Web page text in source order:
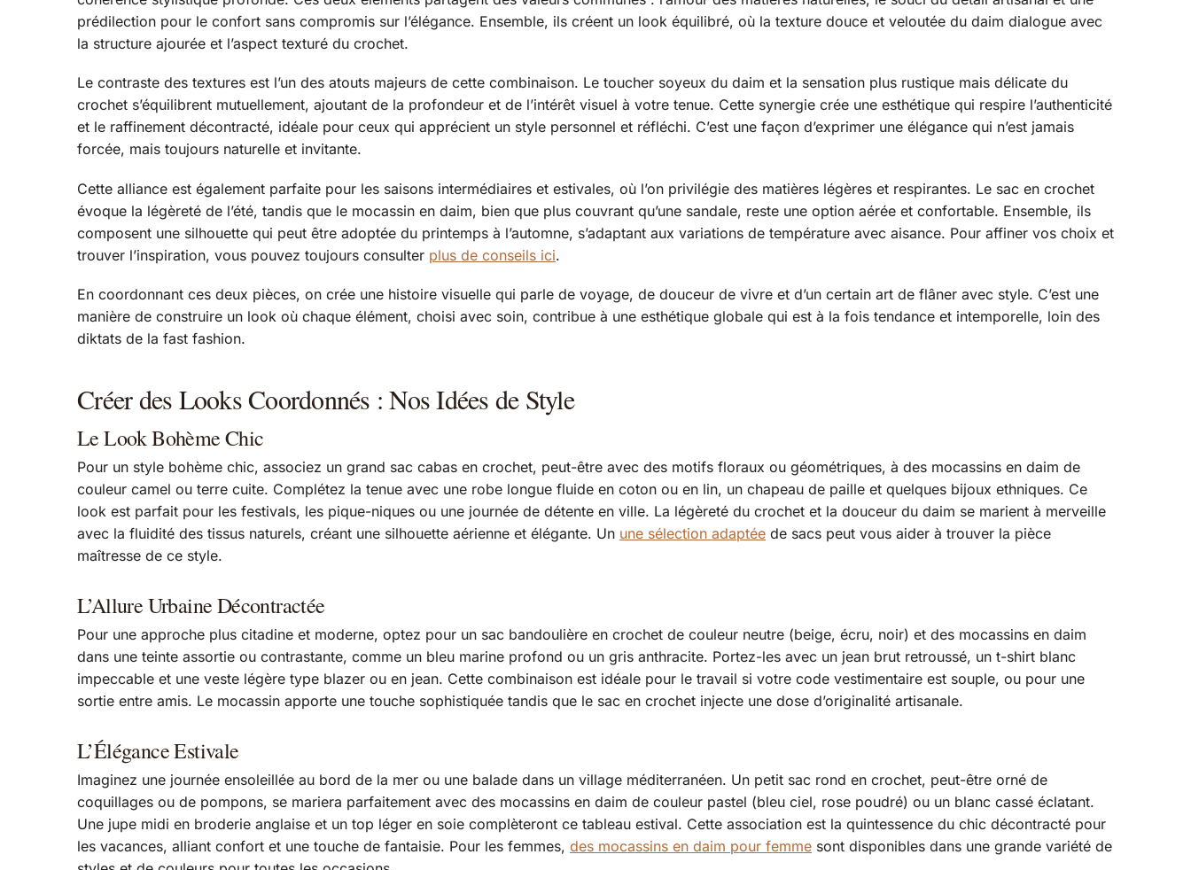
prédilection pour le confort sans compromis sur l’élégance. Ensemble, ils créent un look équilibré, où la texture douce et veloutée du daim dialogue avec
la structure ajourée et l’aspect texturé du crochet.
Le contraste des textures est l’un des atouts majeurs de cette combinaison. Le toucher soyeux du daim et la sensation plus rustique mais délicate du
crochet s’équilibrent mutuellement, ajoutant de la profondeur et de l’intérêt visuel à votre tenue. Cette synergie crée une esthétique qui respire l’authenticité
et le raffinement décontracté, idéale pour ceux qui apprécient un style personnel et réfléchi. C’est une façon d’exprimer une élégance qui n’est jamais
forcée, mais toujours naturelle et invitante.
Cette alliance est également parfaite pour les saisons intermédiaires et estivales, où l’on privilégie des matières légères et respirantes. Le sac en crochet
évoque la légèreté de l’été, tandis que le mocassin en daim, bien que plus couvrant qu’une sandale, reste une option aérée et confortable. Ensemble, ils
composent une silhouette qui peut être adoptée du printemps à l’automne, s’adaptant aux variations de température avec aisance. Pour affiner vos choix et
trouver l’inspiration, vous pouvez toujours consulter plus de conseils ici.
En coordonnant ces deux pièces, on crée une histoire visuelle qui parle de voyage, de douceur de vivre et d’un certain art de flâner avec style. C’est une
manière de construire un look où chaque élément, choisi avec soin, contribue à une esthétique globale qui est à la fois tendance et intemporelle, loin des
diktats de la fast fashion.
Créer des Looks Coordonnés : Nos Idées de Style
Le Look Bohème Chic
Pour un style bohème chic, associez un grand sac cabas en crochet, peut-être avec des motifs floraux ou géométriques, à des mocassins en daim de
couleur camel ou terre cuite. Complétez la tenue avec une robe longue fluide en coton ou en lin, un chapeau de paille et quelques bijoux ethniques. Ce
look est parfait pour les festivals, les pique-niques ou une journée de détente en ville. La légèreté du crochet et la douceur du daim se marient à merveille
avec la fluidité des tissus naturels, créant une silhouette aérienne et élégante. Un une sélection adaptée de sacs peut vous aider à trouver la pièce
maîtresse de ce style.
L’Allure Urbaine Décontractée
Pour une approche plus citadine et moderne, optez pour un sac bandoulière en crochet de couleur neutre (beige, écru, noir) et des mocassins en daim
dans une teinte assortie ou contrastante, comme un bleu marine profond ou un gris anthracite. Portez-les avec un jean brut retroussé, un t-shirt blanc
impeccable et une veste légère type blazer ou en jean. Cette combinaison est idéale pour le travail si votre code vestimentaire est souple, ou pour une
sortie entre amis. Le mocassin apporte une touche sophistiquée tandis que le sac en crochet injecte une dose d’originalité artisanale.
L’Élégance Estivale
Imaginez une journée ensoleillée au bord de la mer ou une balade dans un village méditerranéen. Un petit sac rond en crochet, peut-être orné de
coquillages ou de pompons, se mariera parfaitement avec des mocassins en daim de couleur pastel (bleu ciel, rose poudré) ou un blanc cassé éclatant.
Une jupe midi en broderie anglaise et un top léger en soie complèteront ce tableau estival. Cette association est la quintessence du chic décontracté pour
les vacances, alliant confort et une touche de fantaisie. Pour les femmes, des mocassins en daim pour femme sont disponibles dans une grande variété de